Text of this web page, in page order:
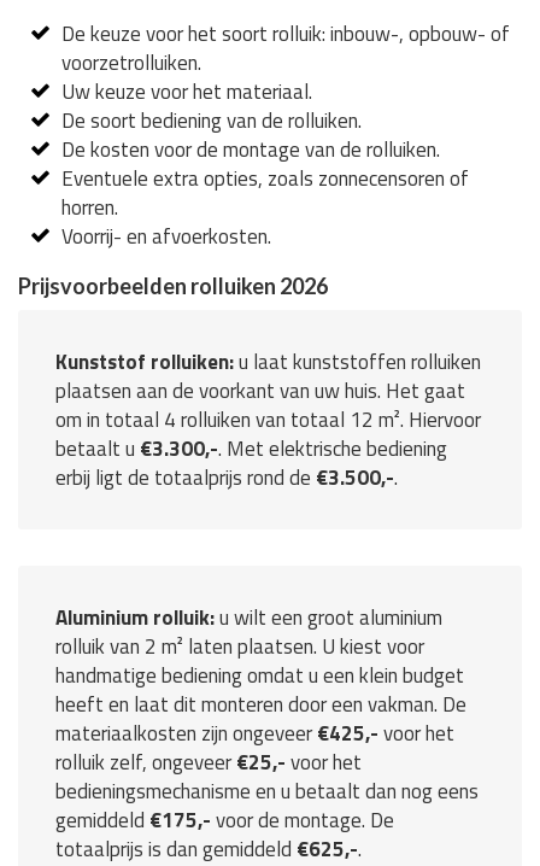
De keuze voor het soort rolluik: inbouw-, opbouw- of
voorzetrolluiken.
Uw keuze voor het materiaal.
De soort bediening van de rolluiken.
De kosten voor de montage van de rolluiken.
Eventuele extra opties, zoals zonnecensoren of
horren.
Voorrij- en afvoerkosten.
Prijsvoorbeelden rolluiken 2026
Kunststof rolluiken:u laat kunststoffen rolluiken
plaatsen aan de voorkant van uw huis. Het gaat
om in totaal 4 rolluiken van totaal 12 m². Hiervoor
betaalt u €3.300,-. Met elektrische bediening
erbij ligt de totaalprijs rond de €3.500,-.
Aluminium rolluik:u wilt een groot aluminium
rolluik van 2 m² laten plaatsen. U kiest voor
handmatige bediening omdat u een klein budget
heeft en laat dit monteren door een vakman. De
materiaalkosten zijn ongeveer€425,-voor het
rolluik zelf, ongeveer€25,-voor het
bedieningsmechanisme en u betaalt dan nog eens
gemiddeld €175,-voor de montage. De
totaalprijs is dan gemiddeld €625,-.